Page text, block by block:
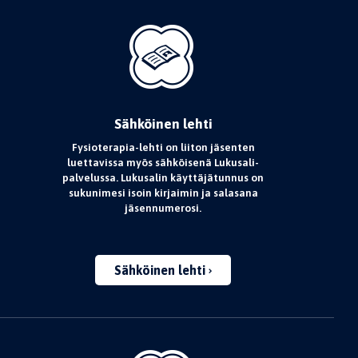
Sähköinen lehti
Fysioterapia-lehti on liiton jäsenten
luettavissa myös sähköisenä Lukusali-
palvelussa. Lukusalin käyttäjätunnus on
sukunimesi isoin kirjaimin ja salasana
jäsennumerosi.
Sähköinen lehti